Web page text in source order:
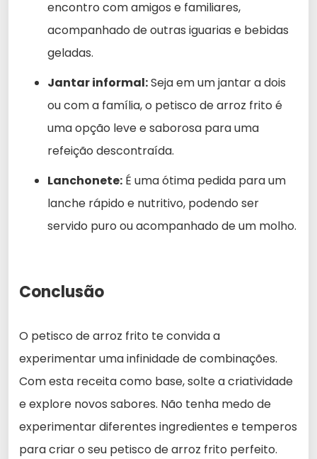
encontro com amigos e familiares,
acompanhado de outras iguarias e bebidas
geladas.
Jantar informal:Seja em um jantar a dois
ou com a família, o petisco de arroz frito é
uma opção leve e saborosa para uma
refeição descontraída.
Lanchonete: É uma ótima pedida para um
lanche rápido e nutritivo, podendo ser
servido puro ou acompanhado de um molho.
Conclusão
O petisco de arroz frito te convida a
experimentar uma infinidade de combinações.
Com esta receita como base, solte a criatividade
e explore novos sabores. Não tenha medo de
experimentar diferentes ingredientes e temperos
para criar o seu petisco de arroz frito perfeito.